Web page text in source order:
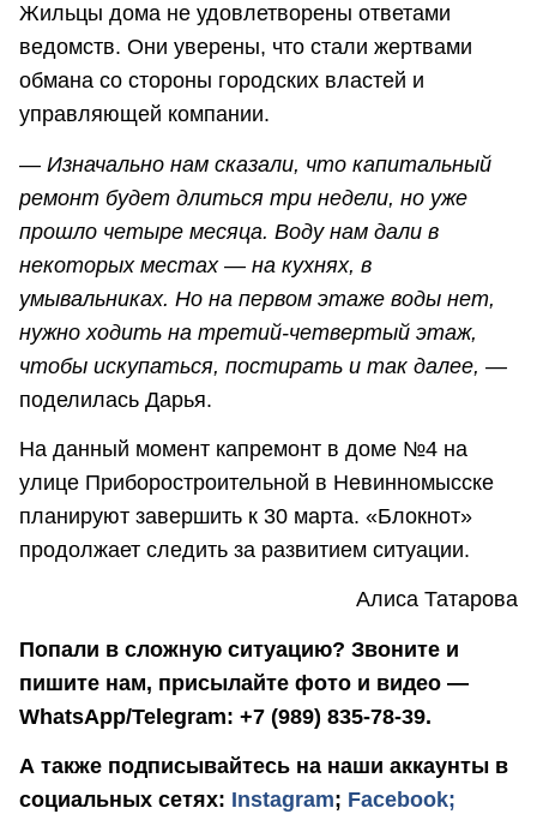
Жильцы дома не удовлетворены ответами
ведомств. Они уверены, что стали жертвами
обмана со стороны городских властей и
управляющей компании.
— Изначально нам сказали, что капитальный
ремонт будет длиться три недели, но уже
прошло четыре месяца. Воду нам дали в
некоторых местах — на кухнях, в
умывальниках. Но на первом этаже воды нет,
нужно ходить на третий-четвертый этаж,
чтобы искупаться, постирать и так далее, —
поделилась Дарья.
На данный момент капремонт в доме №4 на
улице Приборостроительной в Невинномысске
планируют завершить к 30 марта. «Блокнот»
продолжает следить за развитием ситуации.
Алиса Татарова
Попали в сложную ситуацию? Звоните и
пишите нам, присылайте фото и видео —
WhatsApp/Telegram: +7 (989) 835-78-39.
А также подписывайтесь на наши аккаунты в
социальных сетях: Instagram; Facebook;